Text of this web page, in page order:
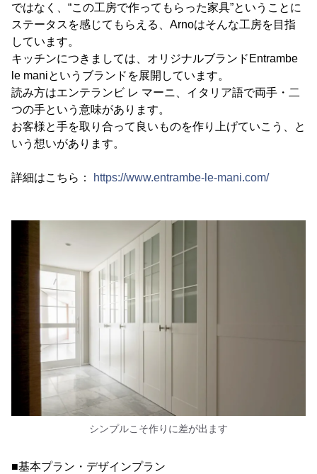
ではなく、“この工房で作ってもらった家具”ということに
ステータスを感じてもらえる、Arnoはそんな工房を目指
しています。
キッチンにつきましては、オリジナルブランドEntrambe
le maniというブランドを展開しています。
読み方はエンテランビ レ マーニ、イタリア語で両手・二
つの手という意味があります。
お客様と手を取り合って良いものを作り上げていこう、と
いう想いがあります。
詳細はこちら： https://www.entrambe-le-mani.com/
シンプルこそ作りに差が出ます
■基本プラン・デザインプラン